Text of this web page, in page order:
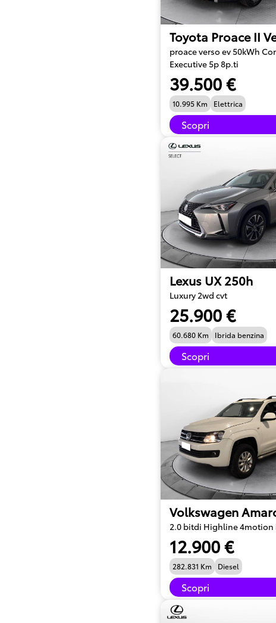
Toyota Proace II
proace verso ev 50kWh
Executive 5p 8p.ti
39.500 €
10.995 Km Elettrica
Scopri
Lexus UX 250h
Luxury 2wd cvt
25.900 €
60.680 Km Ibrida benzina
Scopri
Volkswagen
2.0 bitdi Highline 4motion
12.900 €
282.831 Km Diesel
Scopri